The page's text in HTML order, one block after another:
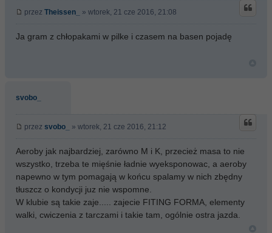
przez Theissen_ » wtorek, 21 cze 2016, 21:08
Ja gram z chłopakami w pilke i czasem na basen pojadę
svobo_
przez svobo_ » wtorek, 21 cze 2016, 21:12
Aeroby jak najbardziej, zarówno M i K, przecież masa to nie
wszystko, trzeba te mięśnie ładnie wyeksponowac, a aeroby
napewno w tym pomagają w końcu spalamy w nich zbędny
tłuszcz o kondycji juz nie wspomne.
W klubie są takie zaje..... zajecie FITING FORMA, elementy
walki, cwiczenia z tarczami i takie tam, ogólnie ostra jazda.